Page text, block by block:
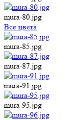
mura-80.jpg
Все цвета
mura-85.jpg
mura-87.jpg
mura-91.jpg
mura-95.jpg